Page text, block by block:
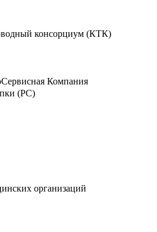
консорциум (КТК)
Компания
(РС)
организаций